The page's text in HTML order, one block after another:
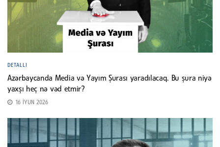
DETALLI
Azərbaycanda Media və Yayım Şurası yaradılacaq. Bu şura niyə
yaxşı heç nə vəd etmir?
16 İYUN 2026